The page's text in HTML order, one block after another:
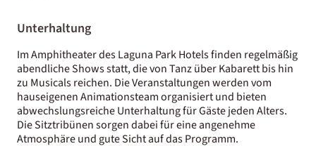
Unterhaltung
Im Amphitheater des Laguna Park Hotels finden regelmäßig
abendliche Shows statt, die von Tanz über Kabarett bis hin
zu Musicals reichen. Die Veranstaltungen werden vom
hauseigenen Animationsteam organisiert und bieten
abwechslungsreiche Unterhaltung für Gäste jeden Alters.
Die Sitztribünen sorgen dabei für eine angenehme
Atmosphäre und gute Sicht auf das Programm.